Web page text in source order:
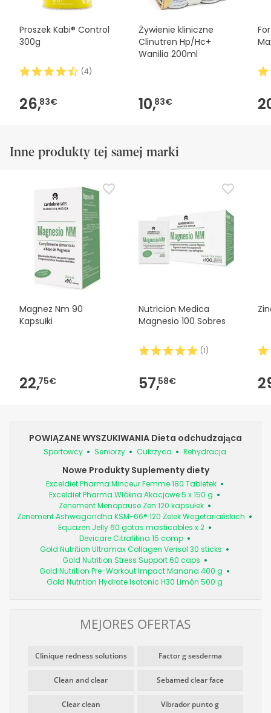
naszymi warunkami
Proszek Kabi® Control
300g
(4)
26,83€
Żywienie kliniczne
Clinutren Hp/Hc+
Wanilia 200ml
10,83€
Inne produkty tej samej marki
Magnez Nm 90
Kapsułki
22,75€
Nutricion Medica
Magnesio 100 Sobres
(1)
57,58€
POWIĄZANE WYSZUKIWANIA Dieta odchudzająca
Sportowcy Seniorzy Cukrzyca Rehydracja
Nowe Produkty Suplementy diety
Exceldiet Pharma Minceur Femme 180 Tabletek
Exceldiet Pharma Włókna Akacjowe 5 x 150 g
Zenement Menopause Zen 120 kapsułek
Zenement Ashwagandha KSM-66® 120 Żelek Wegetariańskich
Equazen Jelly 60 gotas masticables x 2
Devicare Citrafitina 15 comp
Gold Nutrition Ultramax Collagen Verisol 30 sticks
Gold Nutrition Stress Support 60 caps
Gold Nutrition Pre-Workout Impact Manana 400 g
Gold Nutrition Hydrate Isotonic H30 Limón 500 g
MEJORES OFERTAS
Clinique redness solutions Factor g sesderma
Clean and clear Sebamed clear face
Clear clean Vibrador punto g